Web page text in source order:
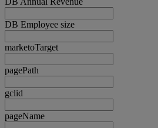
DB Employee size
marketoTarget
pagePath
gclid
pageName